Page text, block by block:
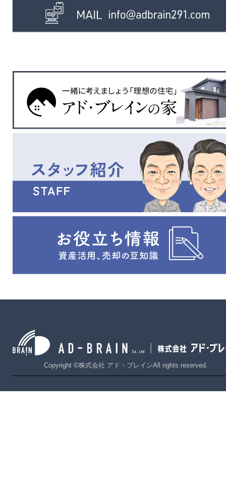
Copyright ©株式会社 アド・ブレインAll rights reserved.